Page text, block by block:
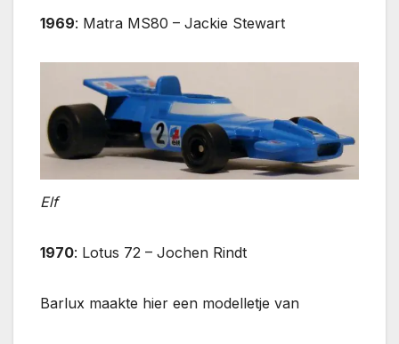
1969: Matra MS80 – Jackie Stewart
Elf
1970: Lotus 72 – Jochen Rindt
Barlux maakte hier een modelletje van